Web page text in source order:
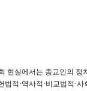
현실에서는 종교인의
적·역사적·비교법적·